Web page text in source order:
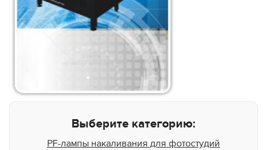
Выберите категорию:
PF-лампы накаливания для фотостудий